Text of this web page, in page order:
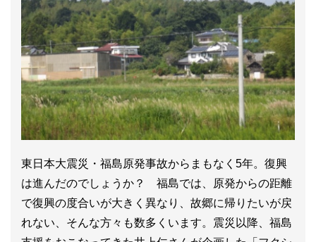
東日本大震災・福島原発事故からまもなく5年。復興
は進んだのでしょうか？ 福島では、原発からの距離
で復興の度合いが大きく異なり、故郷に帰りたいが戻
れない、そんな方々も数多くいます。震災以降、福島